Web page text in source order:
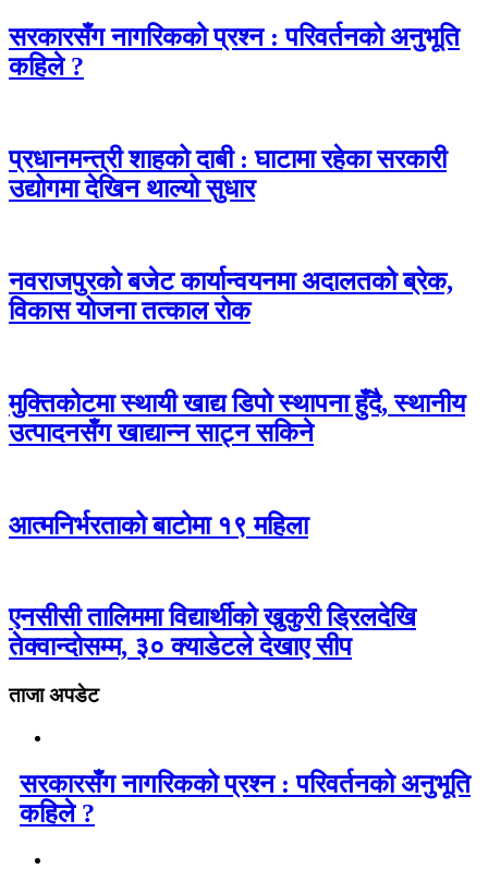
सरकारसँग नागरिकको प्रश्न : परिवर्तनको अनुभूति
कहिले ?
प्रधानमन्त्री शाहको दाबी : घाटामा रहेका सरकारी
उद्योगमा देखिन थाल्यो सुधार
नवराजपुरको बजेट कार्यान्वयनमा अदालतको ब्रेक,
विकास योजना तत्काल रोक
मुक्तिकोटमा स्थायी खाद्य डिपो स्थापना हुँदै, स्थानीय
उत्पादनसँग खाद्यान्न साट्न सकिने
आत्मनिर्भरताको बाटोमा १९ महिला
एनसीसी तालिममा विद्यार्थीको खुकुरी ड्रिलदेखि
तेक्वान्दोसम्म, ३० क्याडेटले देखाए सीप
ताजा अपडेट
सरकारसँग नागरिकको प्रश्न : परिवर्तनको अनुभूति
कहिले ?